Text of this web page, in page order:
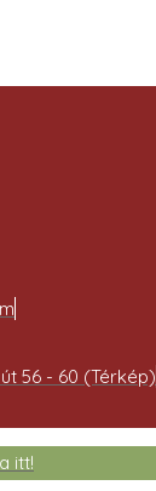
56 - 60 (Térkép)
itt!